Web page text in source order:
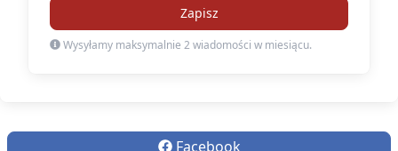
Zapisz
Wysyłamy maksymalnie 2 wiadomości w miesiącu.
Facebook